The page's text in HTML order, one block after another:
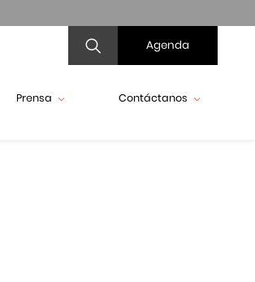
Agenda
Prensa Contáctanos